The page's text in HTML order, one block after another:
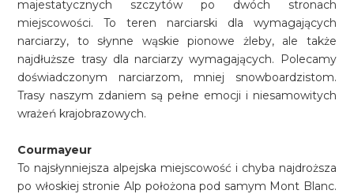
majestatycznych szczytów po dwóch stronach
miejscowości. To teren narciarski dla wymagających
narciarzy, to słynne wąskie pionowe żleby, ale także
najdłuższe trasy dla narciarzy wymagających. Polecamy
doświadczonym narciarzom, mniej snowboardzistom.
Trasy naszym zdaniem są pełne emocji i niesamowitych
wrażeń krajobrazowych.
Courmayeur
To najsłynniejsza alpejska miejscowość i chyba najdroższa
po włoskiej stronie Alp położona pod samym Mont Blanc.